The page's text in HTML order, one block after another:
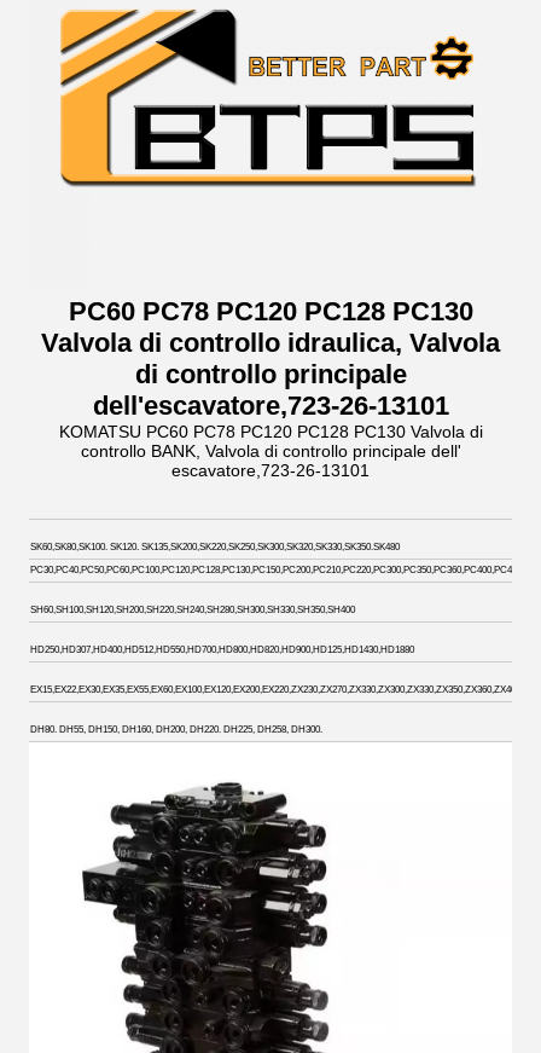
PC60 PC78 PC120 PC128 PC130
Valvola di controllo idraulica, Valvola
di controllo principale
dell'escavatore,723-26-13101
KOMATSU PC60 PC78 PC120 PC128 PC130 Valvola di
controllo BANK, Valvola di controllo principale dell'
escavatore,723-26-13101
SK60,SK80,SK100. SK120. SK135,SK200,SK220,SK250,SK300,SK320,SK330,SK350.SK480
PC30,PC40,PC50,PC60,PC100,PC120,PC128,PC130,PC150,PC200,PC210,PC220,PC300,PC350,PC360,PC400,PC450.
SH60,SH100,SH120,SH200,SH220,SH240,SH280,SH300,SH330,SH350,SH400
HD250,HD307,HD400,HD512,HD550,HD700,HD800,HD820,HD900,HD125,HD1430,HD1880
DH80. DH55, DH150, DH160, DH200, DH220. DH225, DH258, DH300.